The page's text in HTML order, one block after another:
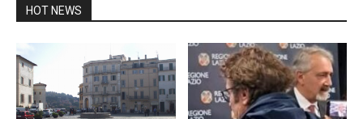
HOT NEWS